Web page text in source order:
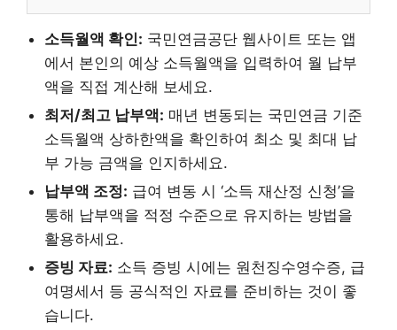
소득월액 확인: 국민연금공단 웹사이트 또는 앱
에서 본인의 예상 소득월액을 입력하여 월 납부
액을 직접 계산해 보세요.
최저/최고 납부액: 매년 변동되는 국민연금 기준
소득월액 상하한액을 확인하여 최소 및 최대 납
부 가능 금액을 인지하세요.
납부액 조정: 급여 변동 시 ‘소득 재산정 신청’을
통해 납부액을 적정 수준으로 유지하는 방법을
활용하세요.
증빙 자료: 소득 증빙 시에는 원천징수영수증, 급
여명세서 등 공식적인 자료를 준비하는 것이 좋
습니다.